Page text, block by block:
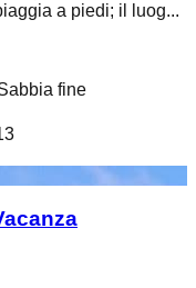
a piedi; il luog...
fine